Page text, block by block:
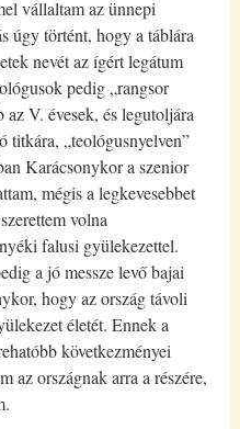
vállaltam az ünnepi
úgy történt, hogy a táblára
nevét az ígért legátum
pedig „rangsor
V. évesek, és legutoljára
titkára, „teológusnyelven”
Karácsonykor a szenior
mégis a legkevesebbet
volna
falusi gyülekezettel.
a jó messze levő bajai
hogy az ország távoli
életét. Ennek a
következményei
az országnak arra a részére,